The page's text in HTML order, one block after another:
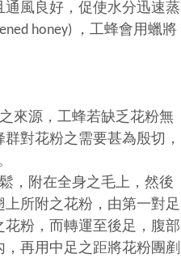
風良好，促使水分迅速蒸
honey) ，工蜂會用蠟將
來源，工蜂若缺乏花粉無
對花粉之需要甚為殷切，
，附在全身之毛上，然後
所附之花粉，由第一對足
粉，而轉運至後足，腹部
再用中足之距將花粉團剷